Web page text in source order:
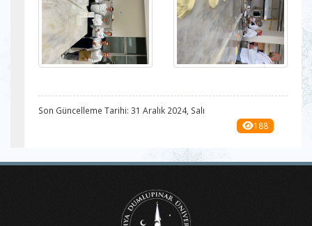
Son Güncelleme Tarihi: 31 Aralık 2024, Salı
188